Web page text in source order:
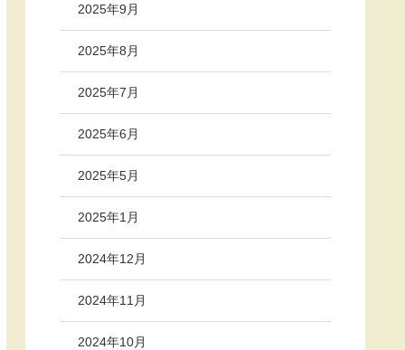
2025年9月
2025年8月
2025年7月
2025年6月
2025年5月
2025年1月
2024年12月
2024年11月
2024年10月